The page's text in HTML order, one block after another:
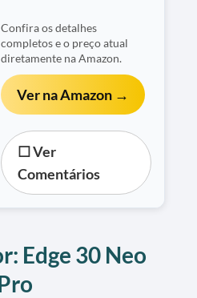
Confira os detalhes
completos e o preço atual
diretamente na Amazon.
Ver na Amazon →
☐ Ver
Comentários
Edge 30 Neo